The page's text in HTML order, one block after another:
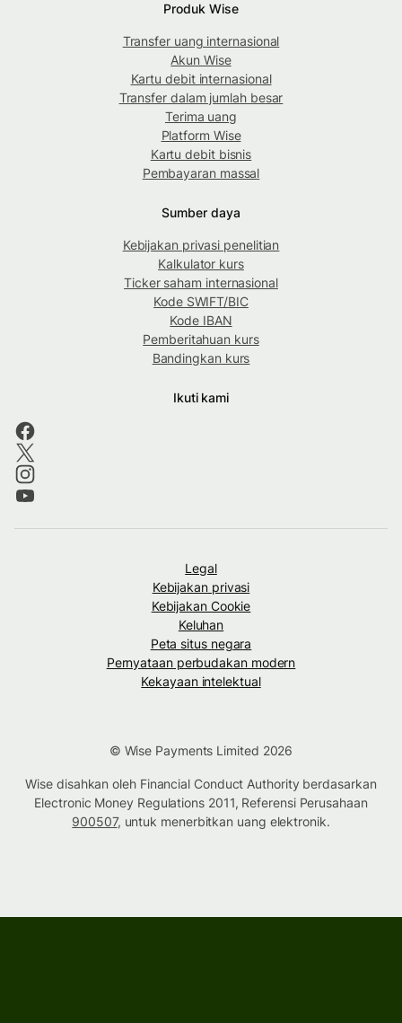
Produk Wise
Transfer uang internasional
Akun Wise
Kartu debit internasional
Transfer dalam jumlah besar
Terima uang
Platform Wise
Kartu debit bisnis
Pembayaran massal
Sumber daya
Kebijakan privasi penelitian
Kalkulator kurs
Ticker saham internasional
Kode SWIFT/BIC
Kode IBAN
Pemberitahuan kurs
Bandingkan kurs
Ikuti kami
Legal
Kebijakan privasi
Kebijakan Cookie
Keluhan
Peta situs negara
Pernyataan perbudakan modern
Kekayaan intelektual
© Wise Payments Limited 2026
Wise disahkan oleh Financial Conduct Authority berdasarkan
Electronic Money Regulations 2011, Referensi Perusahaan
900507, untuk menerbitkan uang elektronik.